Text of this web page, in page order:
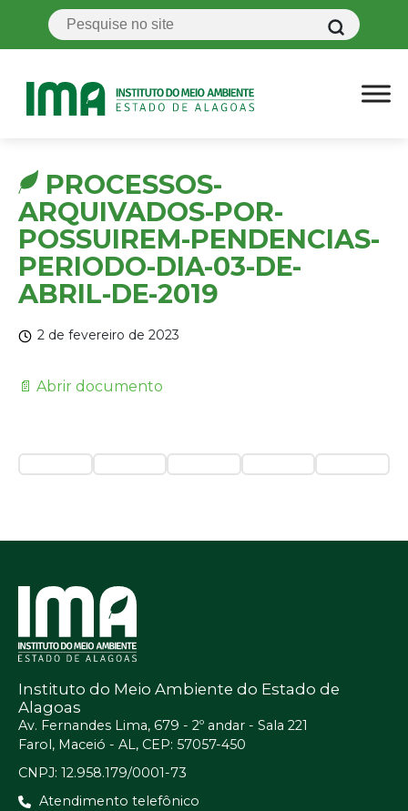
PROCESSOS-
ARQUIVADOS-POR-
POSSUIREM-PENDENCIAS-
PERIODO-DIA-03-DE-
ABRIL-DE-2019
2 de fevereiro de 2023
📄 Abrir documento
Instituto do Meio Ambiente do Estado de
Alagoas
Av. Fernandes Lima, 679 - 2º andar - Sala 221
Farol, Maceió - AL, CEP: 57057-450
CNPJ: 12.958.179/0001-73
Atendimento telefônico